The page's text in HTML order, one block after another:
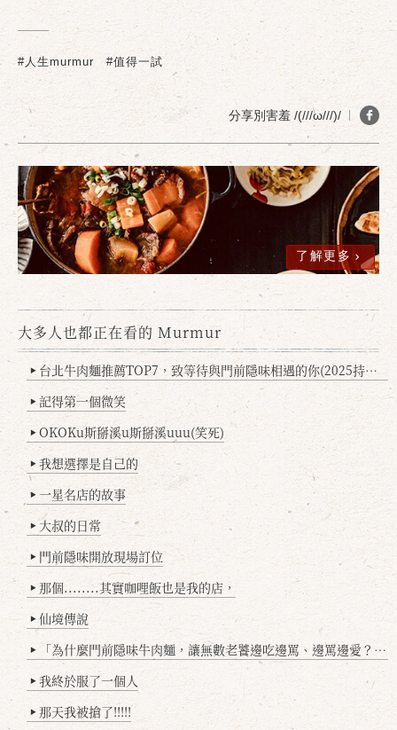
#人生murmur #值得一試
分享別害羞 /(///ω///)/
了解更多
大多人也都正在看的 Murmur
▶ 台北牛肉麵推薦TOP7，致等待與門前隱味相遇的你(2025持續更新
▶ 記得第一個微笑
▶ OKOKu斯掰溪u斯掰溪uuu(笑死)
▶ 我想選擇是自己的
▶ 一星名店的故事
▶ 大叔的日常
▶ 門前隱味開放現場訂位
▶ 那個........其實咖哩飯也是我的店，
▶ 仙境傳說
▶ 「為什麼門前隱味牛肉麵，讓無數老饕邊吃邊罵、邊罵邊愛？小辣雞揭密！」
▶ 我終於服了一個人
▶ 那天我被搶了!!!!!